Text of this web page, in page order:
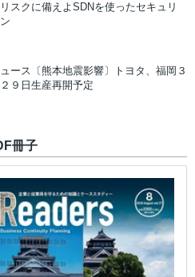
スクに備えよ SDNを使ったセキュリ
ース 〔熊本地震影響〕トヨタ、福岡３
９日生産再開予定
冊子